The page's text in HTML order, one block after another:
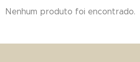
Nenhum produto foi encontrado.